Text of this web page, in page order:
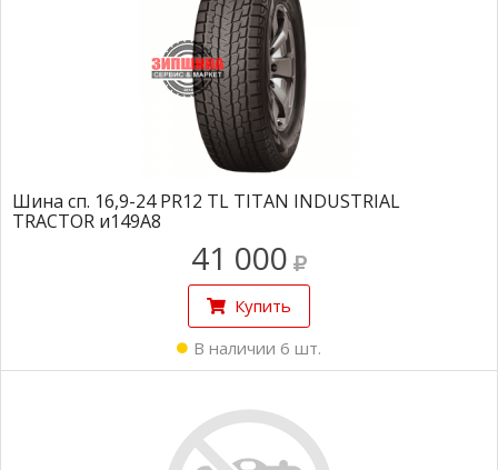
Шина сп. 16,9-24 PR12 TL TITAN INDUSTRIAL
TRACTOR и149А8
41 000
Купить
В наличии 6 шт.